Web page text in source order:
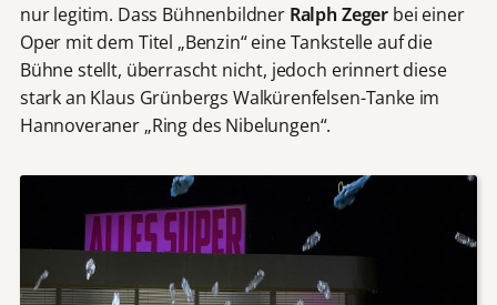
nur legitim. Dass Bühnenbildner Ralph Zeger bei einer
Oper mit dem Titel „Benzin“ eine Tankstelle auf die
Bühne stellt, überrascht nicht, jedoch erinnert diese
stark an Klaus Grünbergs Walkürenfelsen-Tanke im
Hannoveraner „Ring des Nibelungen“.